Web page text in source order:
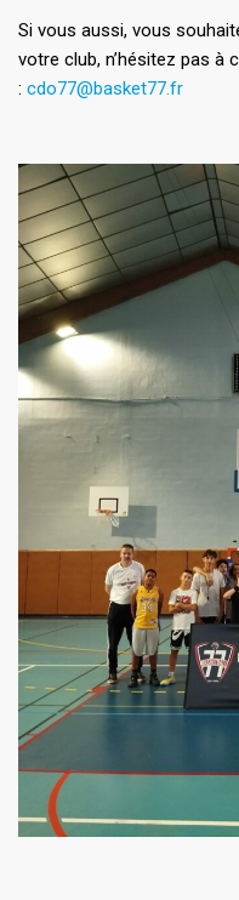
Si vous aussi, vous
votre club, n’hésitez pas à
: cdo77@basket77.fr